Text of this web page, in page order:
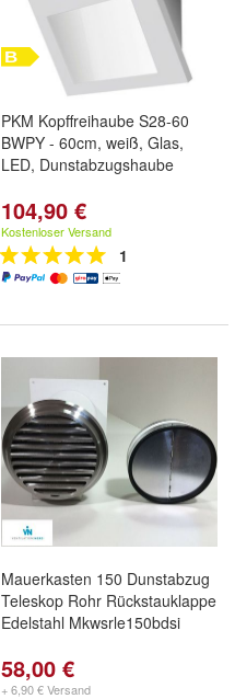
PKM Kopffreihaube S28-60
BWPY - 60cm, weiß, Glas,
LED, Dunstabzugshaube
104,90 €
Kostenloser Versand
1
Mauerkasten 150 Dunstabzug
Teleskop Rohr Rückstauklappe
Edelstahl Mkwsrle150bdsi
58,00 €
+ 6,90 € Versand